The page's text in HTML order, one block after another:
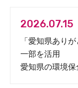
2026.07.15
「愛知県あり
一部を活用
愛知県の環境